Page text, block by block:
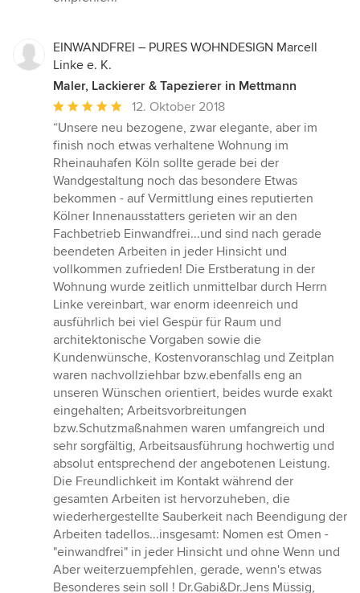
EINWANDFREI – PURES WOHNDESIGN Marcell
Linke e. K.
Maler, Lackierer & Tapezierer in Mettmann
Durchschnittliche
Bewertung:
5
von
5
Sternen
12. Oktober 2018
“Unsere neu bezogene, zwar elegante, aber im
finish noch etwas verhaltene Wohnung im
Rheinauhafen Köln sollte gerade bei der
Wandgestaltung noch das besondere Etwas
bekommen - auf Vermittlung eines reputierten
Kölner Innenausstatters gerieten wir an den
Fachbetrieb Einwandfrei...und sind nach gerade
beendeten Arbeiten in jeder Hinsicht und
vollkommen zufrieden! Die Erstberatung in der
Wohnung wurde zeitlich unmittelbar durch Herrn
Linke vereinbart, war enorm ideenreich und
ausführlich bei viel Gespür für Raum und
architektonische Vorgaben sowie die
Kundenwünsche, Kostenvoranschlag und Zeitplan
waren nachvollziehbar bzw.ebenfalls eng an
unseren Wünschen orientiert, beides wurde exakt
eingehalten; Arbeitsvorbreitungen
bzw.Schutzmaßnahmen waren umfangreich und
sehr sorgfältig, Arbeitsausführung hochwertig und
absolut entsprechend der angebotenen Leistung.
Die Freundlichkeit im Kontakt während der
gesamten Arbeiten ist hervorzuheben, die
wiederhergestellte Sauberkeit nach Beendigung der
Arbeiten tadellos...insgesamt: Nomen est Omen -
"einwandfrei" in jeder Hinsicht und ohne Wenn und
Aber weiterzuempfehlen, gerade, wenn's etwas
Besonderes sein soll ! Dr.Gabi&Dr.Jens Müssig,